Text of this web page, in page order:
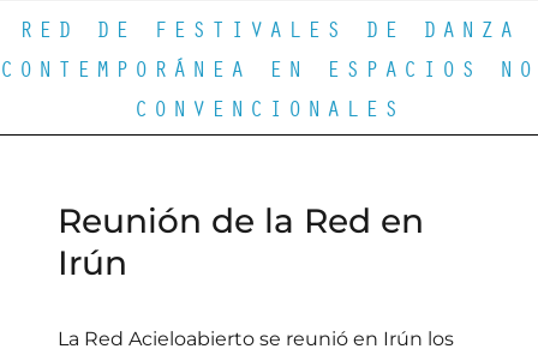
RED DE FESTIVALES DE DANZA
CONTEMPORÁNEA EN ESPACIOS NO
CONVENCIONALES
Reunión de la Red en
Irún
La Red Acieloabierto se reunió en Irún los